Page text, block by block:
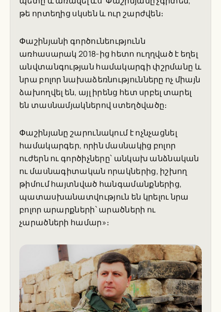
թե որտեղից սկսեն և ուր շարժվեն։
Փաշինյանի գործունեությունն
առհասարակ 2018-ից հետո ուղղված է եղել
անվտանգության համակարգի փշրմանը և
նրա բոլոր նախաձեռնությունները ոչ միայն
ձախողվել են, այլ իրենց հետ սրբել տարել
են տասնամյակներով ստեղծվածը։
Փաշինյանը շարունակում է ոչնչացնել
համակարգեր, որին մասնակից բոլոր
ուժերն ու գործիչները՝ անկախ անձնական
ու մասնագիտական որակներից, իշխող
թիմում հայտնված հանգամանքներից,
պատասխանատվություն են կրելու նրա
բոլոր արարքների՝ արածների ու
չարածների համար»։